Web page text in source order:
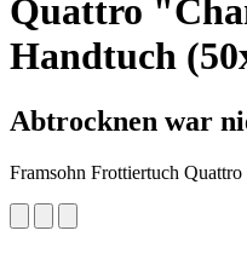
Quattro
Handtuch
Abtrocknen war
Framsohn Frottiertuch